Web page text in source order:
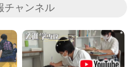
チャンネル